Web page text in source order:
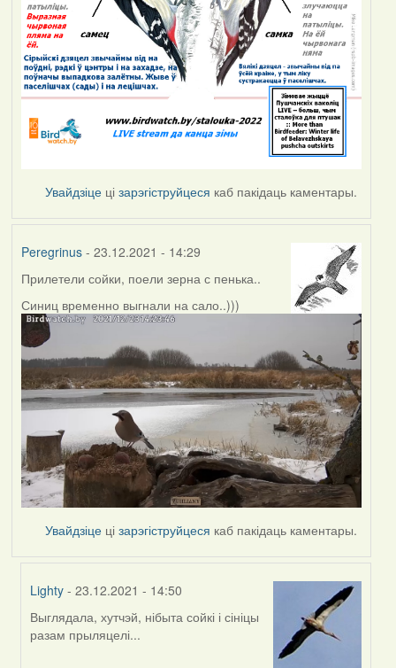
Увайдзіце цізарэгіструйцеся каб пакідаць каментары.
Peregrinus- 23.12.2021 - 14:29
Прилетели сойки, поели зерна с пенька..
Синиц временно выгнали на сало..)))
Увайдзіце цізарэгіструйцеся каб пакідаць каментары.
Lighty - 23.12.2021 - 14:50
In
reply
Выглядала, хутчэй, нібыта сойкі і сініцы
разам прыляцелі...